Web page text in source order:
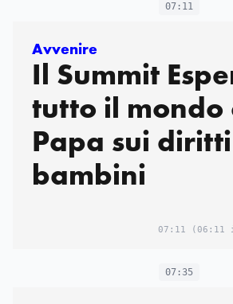
07:11
Avvenire
Il Summit
tutto il mondo
Papa sui
bambini
07:11 (06:11
07:35